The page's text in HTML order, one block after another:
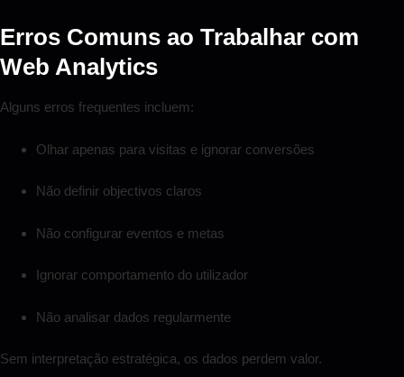
Erros Comuns ao Trabalhar com
Web Analytics
Alguns erros frequentes incluem:
Olhar apenas para visitas e ignorar conversões
Não definir objectivos claros
Não configurar eventos e metas
Ignorar comportamento do utilizador
Não analisar dados regularmente
Sem interpretação estratégica, os dados perdem valor.